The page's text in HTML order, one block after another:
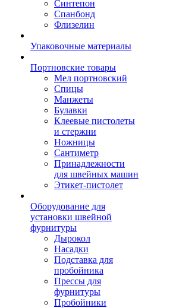
Синтепон
Спанбонд
Флизелин
Упаковочные материалы
Портновские товары
Мел портновский
Спицы
Манжеты
Булавки
Клеевые пистолеты
и стержни
Ножницы
Сантиметр
Принадлежности
для швейных машин
Этикет-пистолет
Оборудование для
установки швейной
фурнитуры
Дырокол
Насадки
Подставка для
пробойника
Прессы для
фурнитуры
Пробойники